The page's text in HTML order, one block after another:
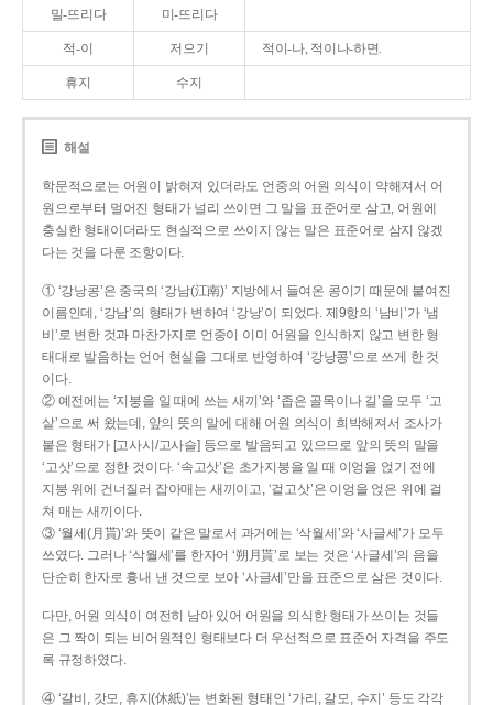
밀-뜨리다 미-뜨리다
적-이 저으기 적이-나, 적이나-하면.
휴지 수지
해설
학문적으로는 어원이 밝혀져 있더라도 언중의 어원 의식이 약해져서 어
원으로부터 멀어진 형태가 널리 쓰이면 그 말을 표준어로 삼고, 어원에
충실한 형태이더라도 현실적으로 쓰이지 않는 말은 표준어로 삼지 않겠
다는 것을 다룬 조항이다.
① ‘강낭콩’은 중국의 ‘강남(江南)’ 지방에서 들여온 콩이기 때문에 붙여진
이름인데, ‘강남’의 형태가 변하여 ‘강낭’이 되었다. 제9항의 ‘남비’가 ‘냄
비’로 변한 것과 마찬가지로 언중이 이미 어원을 인식하지 않고 변한 형
태대로 발음하는 언어 현실을 그대로 반영하여 ‘강낭콩’으로 쓰게 한 것
이다.
② 예전에는 ‘지붕을 일 때에 쓰는 새끼’와 ‘좁은 골목이나 길’을 모두 ‘고
샅’으로 써 왔는데, 앞의 뜻의 말에 대해 어원 의식이 희박해져서 조사가
붙은 형태가 [고사시/고사슬] 등으로 발음되고 있으므로 앞의 뜻의 말을
‘고삿’으로 정한 것이다. ‘속고삿’은 초가지붕을 일 때 이엉을 얹기 전에
지붕 위에 건너질러 잡아매는 새끼이고, ‘겉고삿’은 이엉을 얹은 위에 걸
쳐 매는 새끼이다.
③ ‘월세(月貰)’와 뜻이 같은 말로서 과거에는 ‘삭월세’와 ‘사글세’가 모두
쓰였다. 그러나 ‘삭월세’를 한자어 ‘朔月貰’로 보는 것은 ‘사글세’의 음을
단순히 한자로 흉내 낸 것으로 보아 ‘사글세’만을 표준으로 삼은 것이다.
다만, 어원 의식이 여전히 남아 있어 어원을 의식한 형태가 쓰이는 것들
은 그 짝이 되는 비어원적인 형태보다 더 우선적으로 표준어 자격을 주도
록 규정하였다.
④ ‘갈비, 갓모, 휴지(休紙)’는 변화된 형태인 ‘가리, 갈모, 수지’ 등도 각각